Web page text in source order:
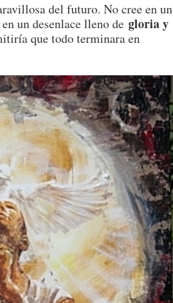
del futuro. No cree en un
un desenlace lleno de gloria y
que todo terminara en